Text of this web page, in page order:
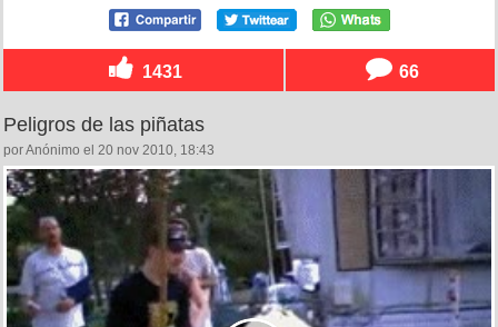
1431 66
Peligros de las piñatas
por Anónimo el 20 nov 2010, 18:43